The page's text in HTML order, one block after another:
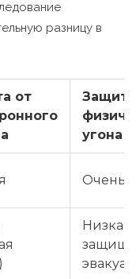
разницу в
от
угона
Очень
Низкая